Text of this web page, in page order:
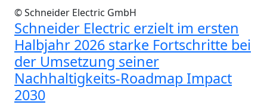
© Schneider Electric GmbH
Schneider Electric erzielt im ersten
Halbjahr 2026 starke Fortschritte bei
der Umsetzung seiner
Nachhaltigkeits-Roadmap Impact
2030